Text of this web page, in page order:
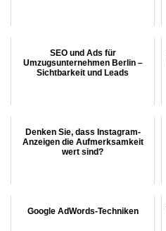
SEO und Ads für
Umzugsunternehmen Berlin –
Sichtbarkeit und Leads
Denken Sie, dass Instagram-
Anzeigen die Aufmerksamkeit
wert sind?
Google AdWords-Techniken